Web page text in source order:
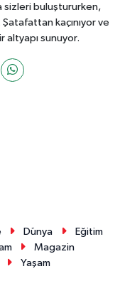
sizleri buluştururken,
kaçınıyor ve
altyapı sunuyor.
Dünya
Eğitim
Magazin
Yaşam